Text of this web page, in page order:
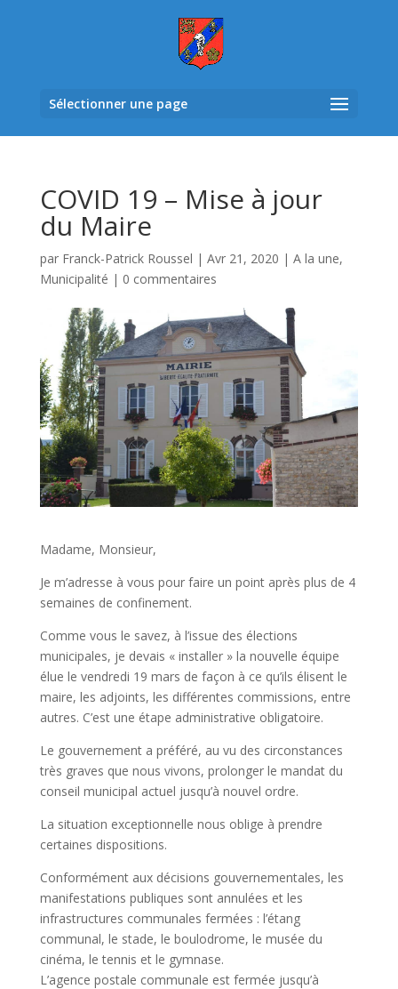
Sélectionner une page
COVID 19 – Mise à jour
du Maire
par Franck-Patrick Roussel | Avr 21, 2020 | A la une,
Municipalité | 0 commentaires
Madame, Monsieur,
Je m’adresse à vous pour faire un point après plus de 4
semaines de confinement.
Comme vous le savez, à l’issue des élections
municipales, je devais « installer » la nouvelle équipe
élue le vendredi 19 mars de façon à ce qu’ils élisent le
maire, les adjoints, les différentes commissions, entre
autres. C’est une étape administrative obligatoire.
Le gouvernement a préféré, au vu des circonstances
très graves que nous vivons, prolonger le mandat du
conseil municipal actuel jusqu’à nouvel ordre.
La situation exceptionnelle nous oblige à prendre
certaines dispositions.
Conformément aux décisions gouvernementales, les
manifestations publiques sont annulées et les
infrastructures communales fermées : l’étang
communal, le stade, le boulodrome, le musée du
cinéma, le tennis et le gymnase.
L’agence postale communale est fermée jusqu’à